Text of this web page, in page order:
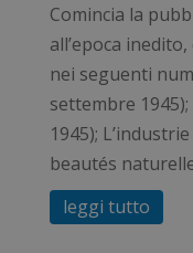
Comincia la
all’epoca
nei seguenti
settembre
1945);
beautés
leggi tutto